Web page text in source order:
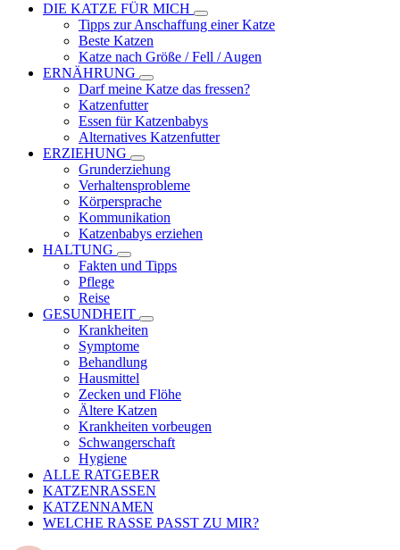
DIE KATZE FÜR MICH
Tipps zur Anschaffung einer Katze
Beste Katzen
Katze nach Größe / Fell / Augen
ERNÄHRUNG
Darf meine Katze das fressen?
Katzenfutter
Essen für Katzenbabys
Alternatives Katzenfutter
ERZIEHUNG
Grunderziehung
Verhaltensprobleme
Körpersprache
Kommunikation
Katzenbabys erziehen
HALTUNG
Fakten und Tipps
Pflege
Reise
GESUNDHEIT
Krankheiten
Symptome
Behandlung
Hausmittel
Zecken und Flöhe
Ältere Katzen
Krankheiten vorbeugen
Schwangerschaft
Hygiene
ALLE RATGEBER
KATZENRASSEN
KATZENNAMEN
WELCHE RASSE PASST ZU MIR?